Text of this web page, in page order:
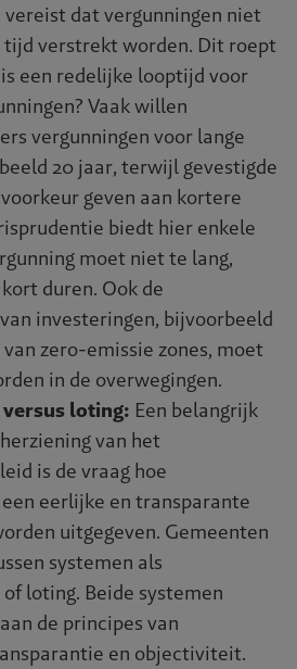
dat vergunningen niet
tijd verstrekt worden. Dit roept
een redelijke looptijd voor
Vaak willen
vergunningen voor lange
20 jaar, terwijl gevestigde
geven aan kortere
biedt hier enkele
moet niet te lang,
duren. Ook de
investeringen, bijvoorbeeld
zero-emissie zones, moet
in de overwegingen.
loting: Een belangrijk
van het
is de vraag hoe
eerlijke en transparante
uitgegeven. Gemeenten
systemen als
loting. Beide systemen
de principes van
en objectiviteit.